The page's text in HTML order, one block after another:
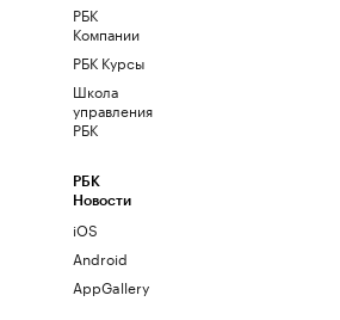
РБК
Компании
РБК Курсы
Школа
управления
РБК
РБК
Новости
iOS
Android
AppGallery